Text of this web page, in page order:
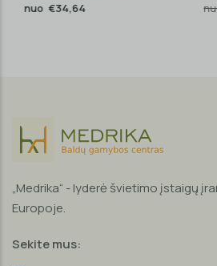
nuo €34,64 nuo
„Medrika“ - lyderė švietimo įstaigų
Europoje.
Sekite mus: